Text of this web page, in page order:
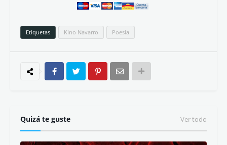
Etiquetas Kino Navarro Poesía
Quizá te guste Ver todo